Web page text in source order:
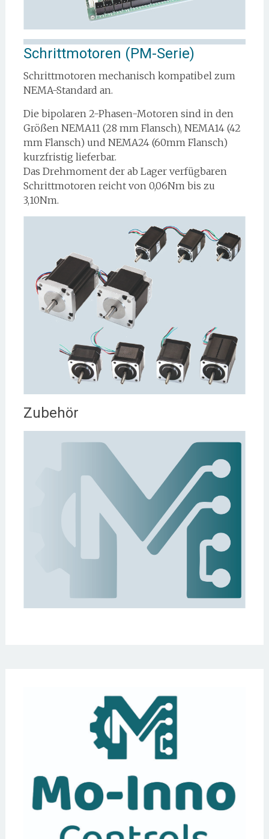
Schrittmotoren (PM-Serie)
Schrittmotoren mechanisch kompatibel zum
NEMA-Standard an.
Die bipolaren 2-Phasen-Motoren sind in den
Größen NEMA11 (28 mm Flansch), NEMA14 (42
mm Flansch) und NEMA24 (60mm Flansch)
kurzfristig lieferbar.
Das Drehmoment der ab Lager verfügbaren
Schrittmotoren reicht von 0,06Nm bis zu
3,10Nm.
Zubehör